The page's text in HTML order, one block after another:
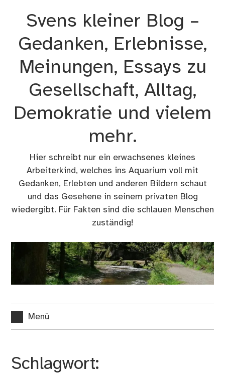
Svens kleiner Blog –
Gedanken, Erlebnisse,
Meinungen, Essays zu
Gesellschaft, Alltag,
Demokratie und vielem
mehr.
Hier schreibt nur ein erwachsenes kleines
Arbeiterkind, welches ins Aquarium voll mit
Gedanken, Erlebten und anderen Bildern schaut
und das Gesehene in seinem privaten Blog
wiedergibt. Für Fakten sind die schlauen Menschen
zuständig!
Menü
Schlagwort: